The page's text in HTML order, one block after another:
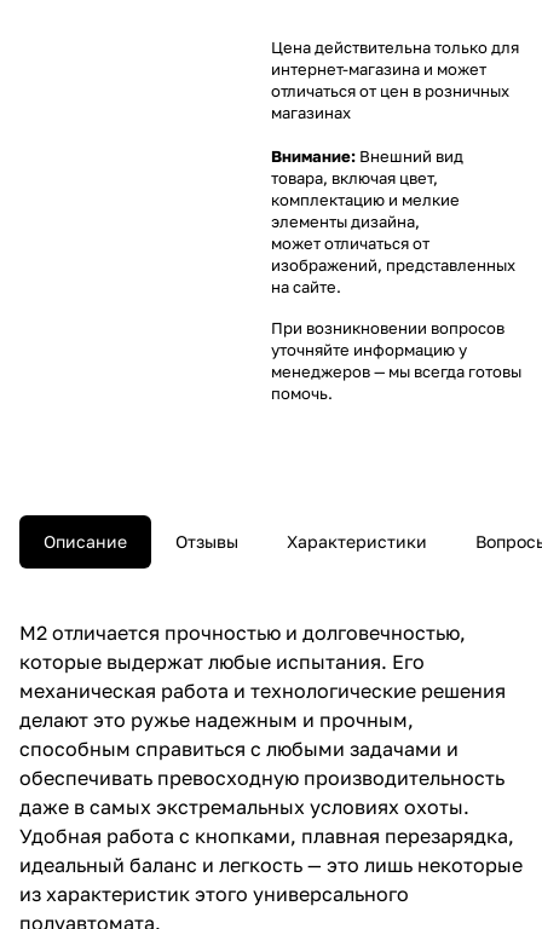
Цена действительна только для
интернет-магазина и может
отличаться от цен в розничных
магазинах
Внимание: Внешний вид
товара, включая цвет,
комплектацию и мелкие
элементы дизайна,
может отличаться от
изображений, представленных
на сайте.
При возникновении вопросов
уточняйте информацию у
менеджеров— мы всегда готовы
помочь.
Описание Отзывы Характеристики
M2 отличается прочностью и долговечностью,
которые выдержат любые испытания. Его
механическая работа и технологические решения
делают это ружье надежным и прочным,
способным справиться с любыми задачами и
обеспечивать превосходную производительность
даже в самых экстремальных условиях охоты.
Удобная работа с кнопками, плавная перезарядка,
идеальный баланс и легкость — это лишь некоторые
из характеристик этого универсального
полуавтомата.